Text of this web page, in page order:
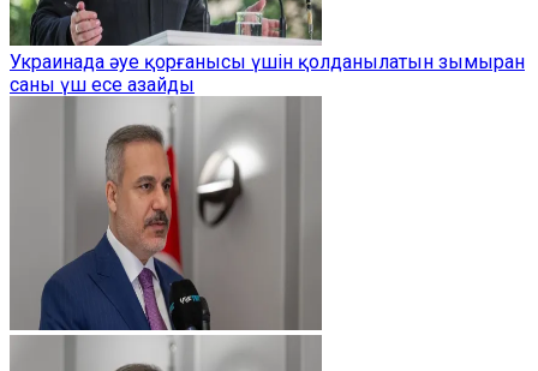
Украинада әуе қорғанысы үшін қолданылатын зымыран
саны үш есе азайды